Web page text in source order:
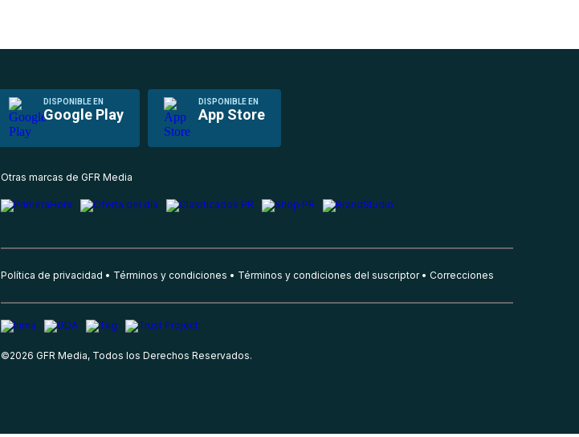
DISPONIBLE EN
Google Play
DISPONIBLE EN
App Store
Otras marcas de GFR Media
Política de privacidad Términos y condiciones Términos y condiciones del suscriptor Correcciones
©2026 GFR Media, Todos los Derechos Reservados.